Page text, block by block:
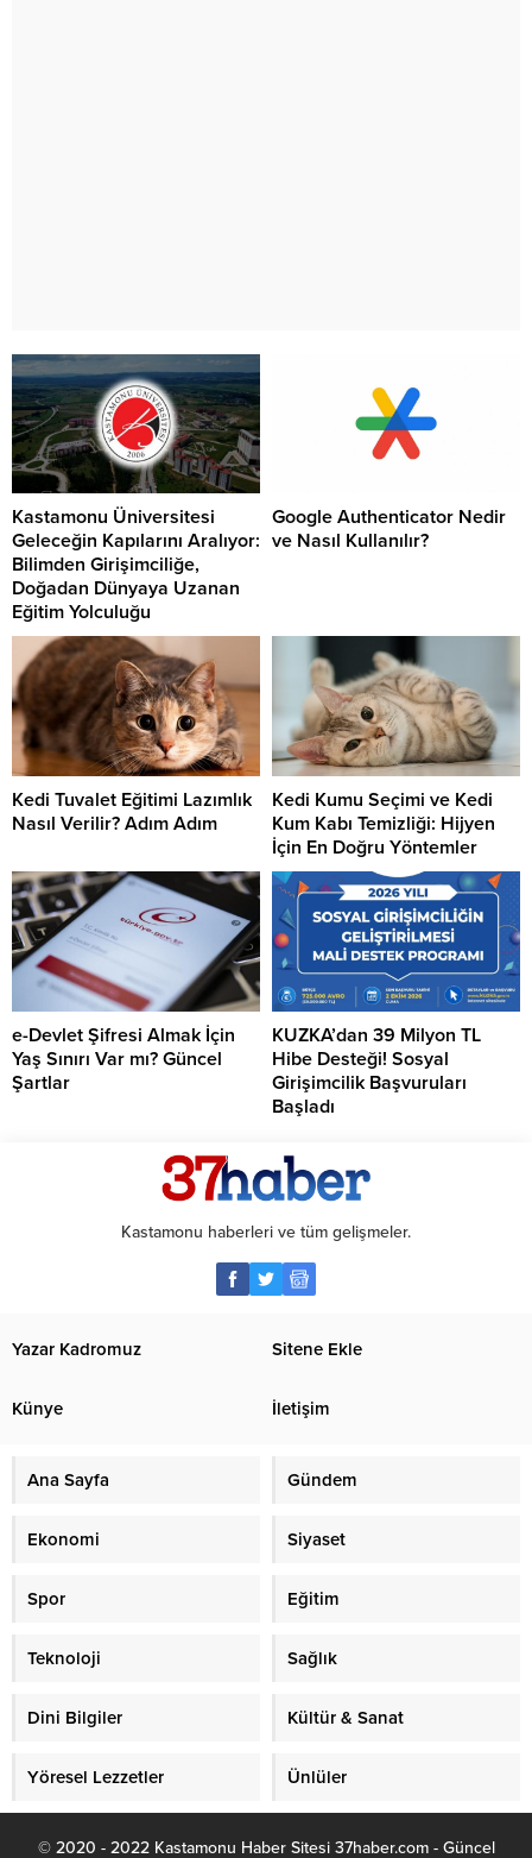
Kastamonu Üniversitesi
Geleceğin Kapılarını Aralıyor:
Bilimden Girişimciliğe,
Doğadan Dünyaya Uzanan
Eğitim Yolculuğu
Google Authenticator Nedir
ve Nasıl Kullanılır?
Kedi Tuvalet Eğitimi Lazımlık
Nasıl Verilir? Adım Adım
Kedi Kumu Seçimi ve Kedi
Kum Kabı Temizliği: Hijyen
İçin En Doğru Yöntemler
e-Devlet Şifresi Almak İçin
Yaş Sınırı Var mı? Güncel
Şartlar
KUZKA’dan 39 Milyon TL
Hibe Desteği! Sosyal
Girişimcilik Başvuruları
Başladı
Kastamonu haberleri ve tüm gelişmeler.
Yazar Kadromuz Sitene Ekle
Künye İletişim
Ana Sayfa Gündem
Ekonomi Siyaset
Spor Eğitim
Teknoloji Sağlık
Dini Bilgiler Kültür & Sanat
Yöresel Lezzetler Ünlüler
© 2020 - 2022 Kastamonu Haber Sitesi 37haber.com - Güncel